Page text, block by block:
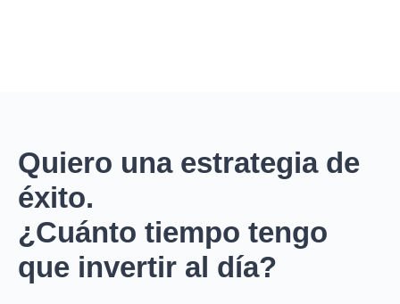
Quiero una estrategia de
éxito.
¿Cuánto tiempo tengo
que invertir al día?